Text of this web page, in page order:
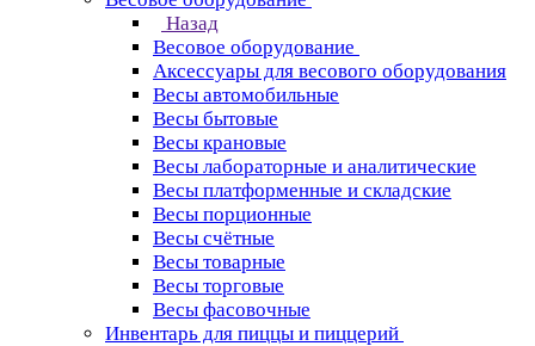
Назад
Весовое оборудование
Аксессуары для весового оборудования
Весы автомобильные
Весы бытовые
Весы крановые
Весы лабораторные и аналитические
Весы платформенные и складские
Весы порционные
Весы счётные
Весы товарные
Весы торговые
Весы фасовочные
Инвентарь для пиццы и пиццерий